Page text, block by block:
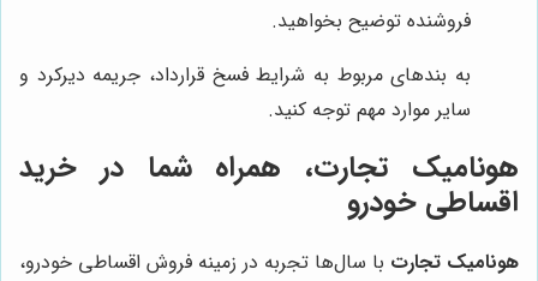
فروشنده توضیح بخواهید.
به بندهای مربوط به شرایط فسخ قرارداد، جریمه دیرکرد و
سایر موارد مهم توجه کنید.
هونامیک تجارت، همراه شما در خرید
اقساطی خودرو
هونامیک تجارت با سال‌ها تجربه در زمینه فروش اقساطی خودرو،